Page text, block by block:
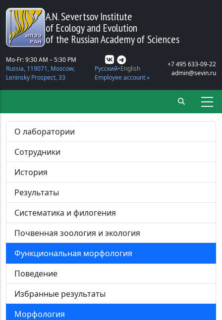
Skip to main content
A.N. Severtsov Institute
of Ecology and Evolution
of the Russian Academy of Sciences
Mo-Fr: 9:30 AM – 5:30 PM
Russia, 119071, Moscow,
Leninsky Prospect, 33
Русский English
Employee account »
+7 495 633-09-22
admin@sevin.ru
О лаборатории
Сотрудники
История
Результаты
Систематика и филогения
Почвенная зоология и экология
Функциональная морфология
Поведение
Избранные результаты
Морфология